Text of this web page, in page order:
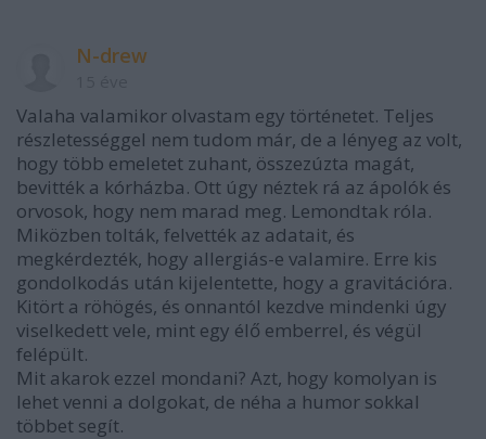
N-drew
Valaha valamikor olvastam egy történetet. Teljes
részletességgel nem tudom már, de a lényeg az volt,
hogy több emeletet zuhant, összezúzta magát,
bevitték a kórházba. Ott úgy néztek rá az ápolók és
orvosok, hogy nem marad meg. Lemondtak róla.
Miközben tolták, felvették az adatait, és
megkérdezték, hogy allergiás-e valamire. Erre kis
gondolkodás után kijelentette, hogy a gravitációra.
Kitört a röhögés, és onnantól kezdve mindenki úgy
viselkedett vele, mint egy élő emberrel, és végül
felépült.
Mit akarok ezzel mondani? Azt, hogy komolyan is
lehet venni a dolgokat, de néha a humor sokkal
többet segít.